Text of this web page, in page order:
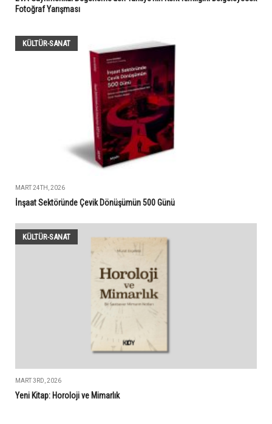
Fotoğraf Yarışması
KÜLTÜR-SANAT
MART 24TH, 2026
İnşaat Sektöründe Çevik Dönüşümün 500 Günü
KÜLTÜR-SANAT
MART 3RD, 2026
Yeni Kitap: Horoloji ve Mimarlık